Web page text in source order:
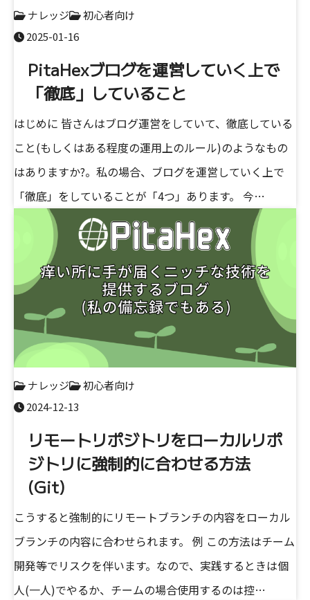
ナレッジ
初心者向け
2025-01-16
PitaHexブログを運営していく上で
「徹底」していること
はじめに 皆さんはブログ運営をしていて、徹底している
こと(もしくはある程度の運用上のルール)のようなもの
はありますか?。私の場合、ブログを運営していく上で
「徹底」をしていることが「4つ」あります。 今…
ナレッジ
初心者向け
2024-12-13
リモートリポジトリをローカルリポ
ジトリに強制的に合わせる方法
(Git)
こうすると強制的にリモートブランチの内容をローカル
ブランチの内容に合わせられます。 例 この方法はチーム
開発等でリスクを伴います。なので、実践するときは個
人(一人)でやるか、チームの場合使用するのは控…